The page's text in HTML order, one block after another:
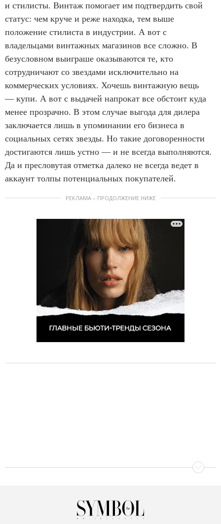
и стилисты. Винтаж помогает им подтвердить свой
статус: чем круче и реже находка, тем выше
положение стилиста в индустрии. А вот с
владельцами винтажных магазинов все сложно. В
безусловном выиграше оказываются те, кто
сотрудничают со звездами исключительно на
коммерческих условиях. Хочешь винтажную вещь
— купи. А вот с выдачей напрокат все обстоит куда
менее прозрачно. В этом случае выгода для дилера
заключается лишь в упоминании его бизнеса в
социальных сетях звезды. Но такие договоренности
достигаются лишь устно — и не всегда выполняются.
Да и пресловутая отметка далеко не всегда ведет в
аккаунт толпы потенциальных покупателей.
РЕКЛАМА – ПРОДОЛЖЕНИЕ НИЖЕ